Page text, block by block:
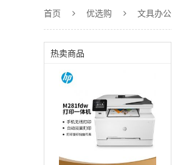
首页 优选购 文具办公
热卖商品